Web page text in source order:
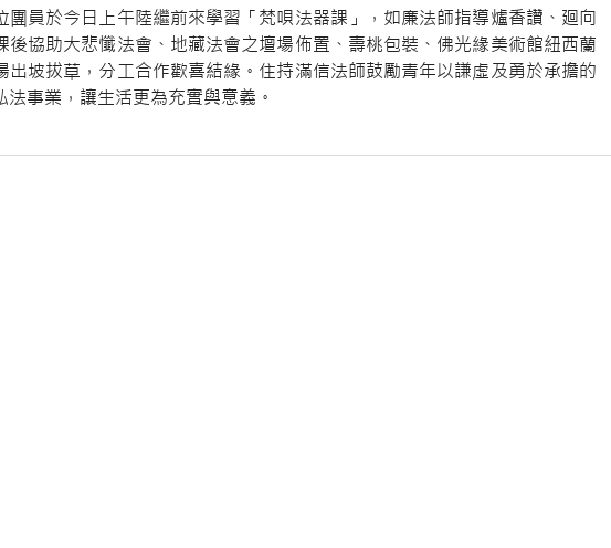
團員於今日上午陸繼前來學習「梵唄法器課」，如廉法師指導爐香讚、廻向
後協助大悲懺法會、地藏法會之壇場佈置、壽桃包裝、佛光緣美術館紐西蘭
出坡拔草，分工合作歡喜結緣。住持滿信法師鼓勵青年以謙虛及勇於承擔的
事業，讓生活更為充實與意義。